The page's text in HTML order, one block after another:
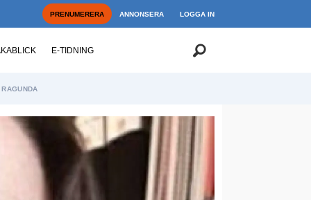
PRENUMERERA ANNONSERA LOGGA IN
E-TIDNING
RAGUNDA